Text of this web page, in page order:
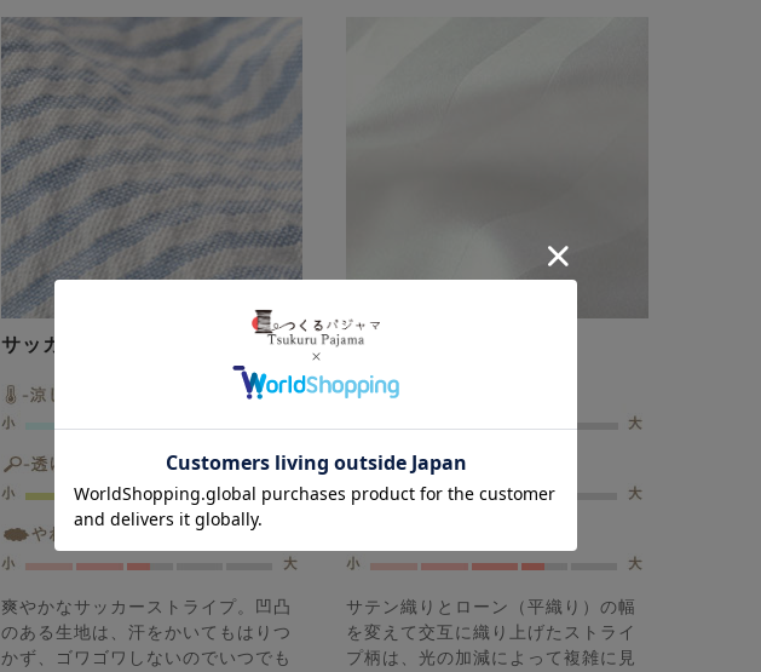
サッカーストライプ
爽やかなサッカーストライプ。凹凸
のある生地は、汗をかいてもはりつ
かず、ゴワゴワしないのでいつでも
サテンストライプ
サテン織りとローン（平織り）の幅
を変えて交互に織り上げたストライ
プ柄は、光の加減によって複雑に見